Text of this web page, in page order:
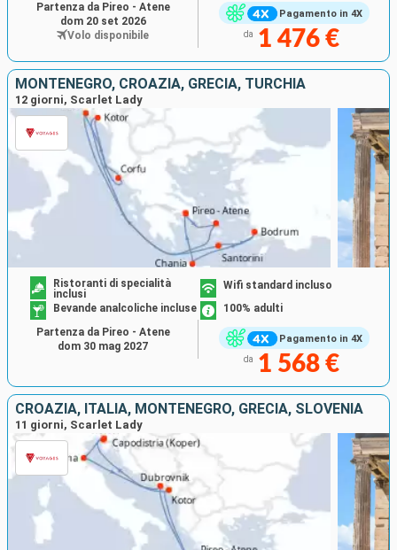
Pagamento in 4X
da 1 476 €
Partenza da Pireo - Atene
dom 20 set 2026
Volo disponibile
MONTENEGRO, CROAZIA, GRECIA, TURCHIA
12 giorni, Scarlet Lady
Pagamento in 4X
Ristoranti di specialità
inclusi
Wifi standard incluso
Bevande analcoliche incluse
100% adulti
da 1 568 €
Partenza da Pireo - Atene
dom 30 mag 2027
CROAZIA, ITALIA, MONTENEGRO, GRECIA, SLOVENIA
11 giorni, Scarlet Lady